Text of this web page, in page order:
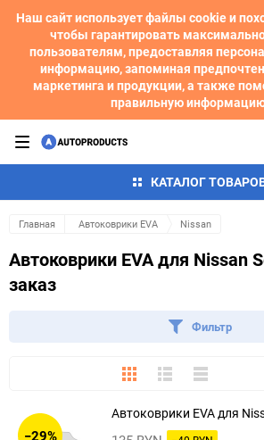
Наш сайт использует файлы cookie и
чтобы гарантировать
пользователям, предоставляя
информацию, запоминая
маркетинга и продукции, а также
правильную
КАТАЛОГ
Главная Автоковрики EVA Nissan
Автоковрики EVA для Nissan
заказ
Фильтр
ПлиткаПодробноКомпактно
−29%
Автоковрики EVA для